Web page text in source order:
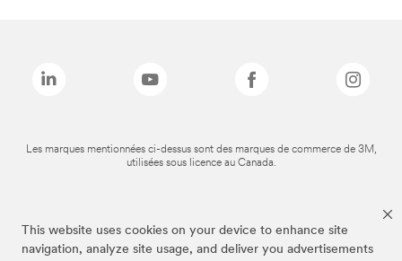
This website uses cookies on your device to enhance site
navigation, analyze site usage, and deliver you advertisements
Les marques mentionnées ci-dessus sont des marques de commerce de 3M,
utilisées sous licence au Canada.